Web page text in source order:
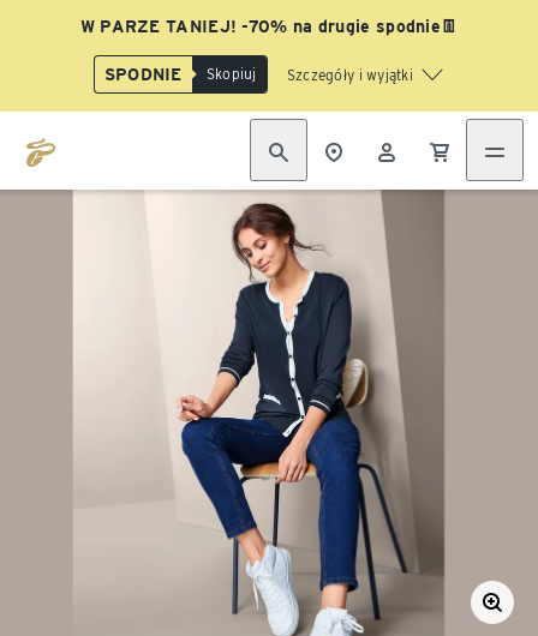
W PARZE TANIEJ! -70% na drugie spodnie👖
SPODNIE Skopiuj Szczegóły i wyjątki